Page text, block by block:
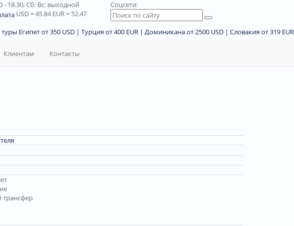
- 18.30,Сб: Вс: выходной
USD= 45.84EUR= 52.47
Соцсети:
Египет от 350 USD | Турция от 400 EUR | Доминикана от 2500 USD | Словакия от 319 EUR
Клиентам Контакты
трансфер